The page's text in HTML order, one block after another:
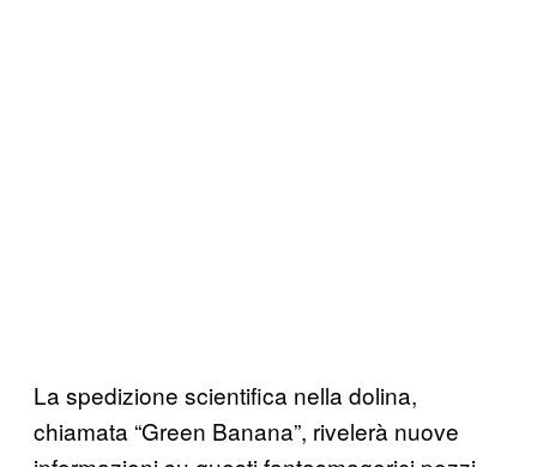
La spedizione scientifica nella dolina,
chiamata “Green Banana”, rivelerà nuove